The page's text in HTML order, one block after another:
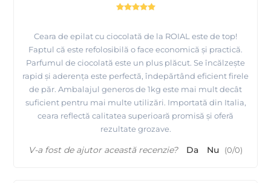
Ceara de epilat cu ciocolată de la ROIAL este de top!
Faptul că este refolosibilă o face economică și practică.
Parfumul de ciocolată este un plus plăcut. Se încălzește
rapid și aderența este perfectă, îndepărtând eficient firele
de păr. Ambalajul generos de 1kg este mai mult decât
suficient pentru mai multe utilizări. Importată din Italia,
ceara reflectă calitatea superioară promisă și oferă
rezultate grozave.
V-a fost de ajutor această recenzie? Da Nu (0/0)